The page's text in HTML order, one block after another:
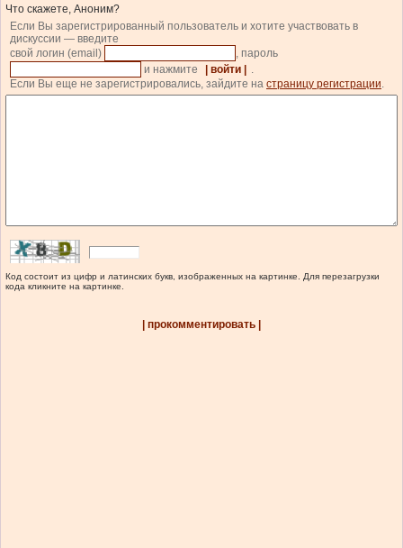
Что скажете, Аноним?
Если Вы зарегистрированный пользователь и хотите участвовать в
дискуссии — введите
свой логин (email)
, пароль
и нажмите
| войти |
.
Если Вы еще не зарегистрировались, зайдите на страницу регистрации.
Код состоит из цифр и латинских букв, изображенных на картинке. Для перезагрузки
кода кликните на картинке.
| прокомментировать |